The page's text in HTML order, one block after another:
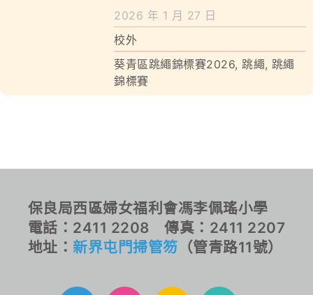
聯絡我們
2026 年 1 月 27 日
校外
葵青區跳繩錦標賽2026, 跳繩, 跳繩
錦標賽
保良局西區婦女福利會馮李佩瑤小學
電話：2411 2208 傳真：2411 2207
地址： 新界屯門掃管笏 （管青路11號）